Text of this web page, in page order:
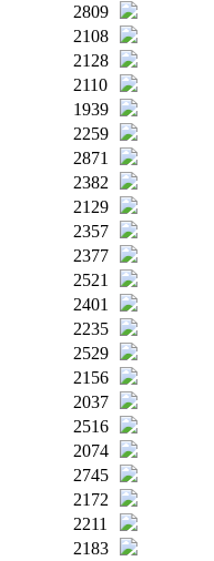
2809
2108
2128
2110
1939
2259
2871
2382
2129
2357
2377
2521
2401
2235
2529
2156
2037
2516
2074
2745
2172
2211
2183